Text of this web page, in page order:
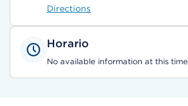
Directions
Horario
No available information at this time